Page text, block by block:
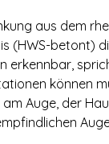
aus dem
betont)
können
Auge, der